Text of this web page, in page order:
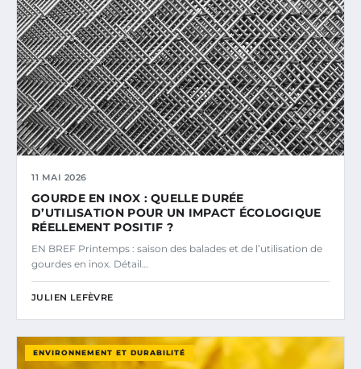
11 MAI 2026
GOURDE EN INOX : QUELLE DURÉE
D’UTILISATION POUR UN IMPACT ÉCOLOGIQUE
RÉELLEMENT POSITIF ?
EN BREF Printemps : saison des balades et de l’utilisation de
gourdes en inox. Détail…
JULIEN LEFÈVRE
ENVIRONNEMENT ET DURABILITÉ